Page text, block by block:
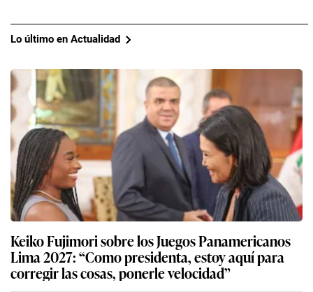
Lo último en Actualidad
Keiko Fujimori sobre los Juegos Panamericanos
Lima 2027: “Como presidenta, estoy aquí para
corregir las cosas, ponerle velocidad”